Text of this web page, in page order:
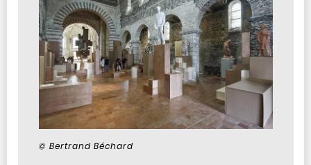
© Bertrand Béchard